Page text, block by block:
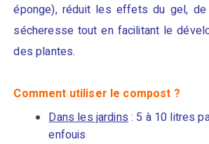
éponge), réduit les effets du gel,
sécheresse tout en facilitant le
des plantes.
Comment utiliser le compost ?
Dans les jardins : 5 à 10 litres
enfouis